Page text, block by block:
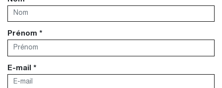
Prénom *
E-mail *